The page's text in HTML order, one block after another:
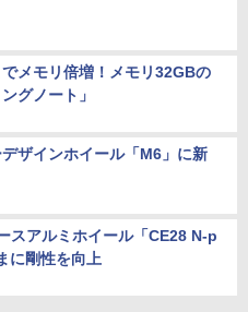
メモリ倍増！メモリ32GBの
グノート」
ザインホイール「M6」に新
スアルミホイール「CE28 N-p
に剛性を向上